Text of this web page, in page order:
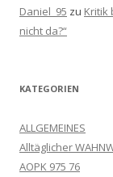
Daniel_95 zu Kritik
nicht da?“
KATEGORIEN
ALLGEMEINES
Alltäglicher
AOPK 975 76